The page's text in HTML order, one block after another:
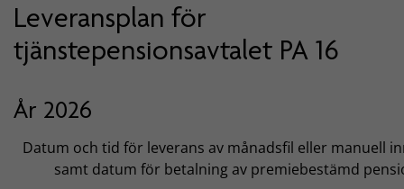
Leveransplan för
tjänstepensionsavtalet PA 16
År 2026
Datum och tid för leverans av månadsfil eller manuell
samt datum för betalning av premiebestämd